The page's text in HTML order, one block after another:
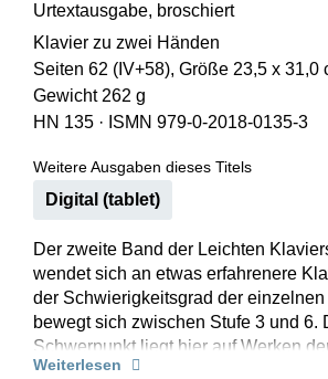
Urtextausgabe, broschiert
Klavier zu zwei Händen
Seiten 62 (IV+58), Größe 23,5 x 31,0
Gewicht 262 g
HN 135 · ISMN 979-0-2018-0135-3
Weitere Ausgaben dieses Titels
Digital (tablet)
Der zweite Band der Leichten
wendet sich an etwas erfahrenere
der Schwierigkeitsgrad der
bewegt sich zwischen Stufe 3 und 6.
Schwerpunkt liegt hier auf Werken
von Mozart und Beethoven
Weiterlesen